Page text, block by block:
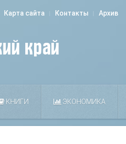
Карта сайта Контакты Архив
КНИГИ ЭКОНОМИКА